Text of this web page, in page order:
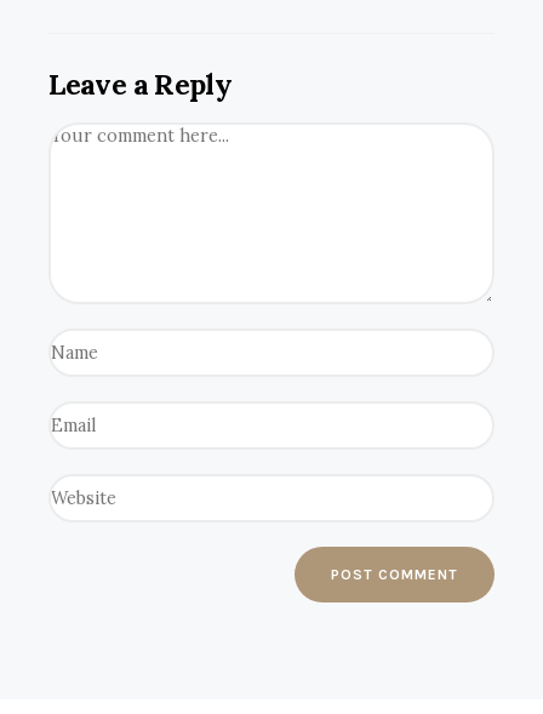
Leave a Reply